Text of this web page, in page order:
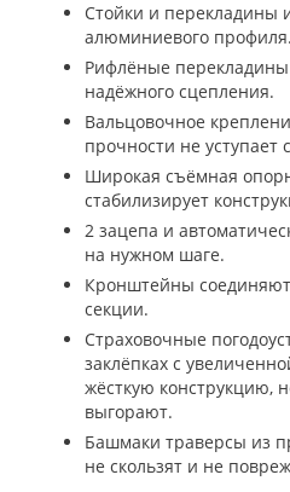
Стойки и перекладины
алюминиевого профиля.
Рифлёные
надёжного сцепления.
Вальцовочное
прочности не уступает
Широкая съёмная
стабилизирует
2 зацепа и
на нужном шаге.
Кронштейны
секции.
Страховочные
заклёпках с
жёсткую конструкцию,
выгорают.
Башмаки траверсы из
не скользят и не